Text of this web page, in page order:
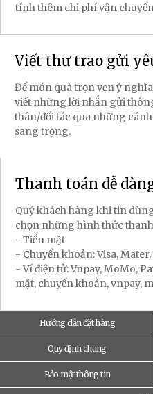
tính thêm chi phí vận
Viết thư trao gửi
Để món quà trọn vẹn ý
viết những lời nhắn gửi
thân/đối tác qua những
sang trọng.
Thanh toán dễ
Quý khách hàng khi tin
chọn những hình thức
- Tiền mặt
- Chuyển khoản: Visa,
- Ví điện tử: Vnpay, MoMo,
mặt, chuyển khoản, vnpay,
Hướng dẫn đặt hàng
Quy định chung
Bảo mật thông tin